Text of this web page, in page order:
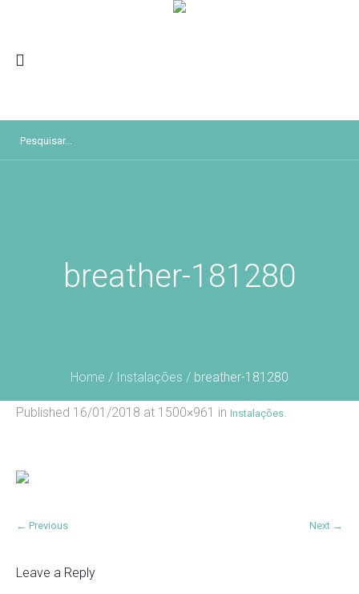
breather-181280
Home / Instalações / breather-181280
Published 16/01/2018 at 1500×961 in Instalações.
← Previous Next →
Leave a Reply